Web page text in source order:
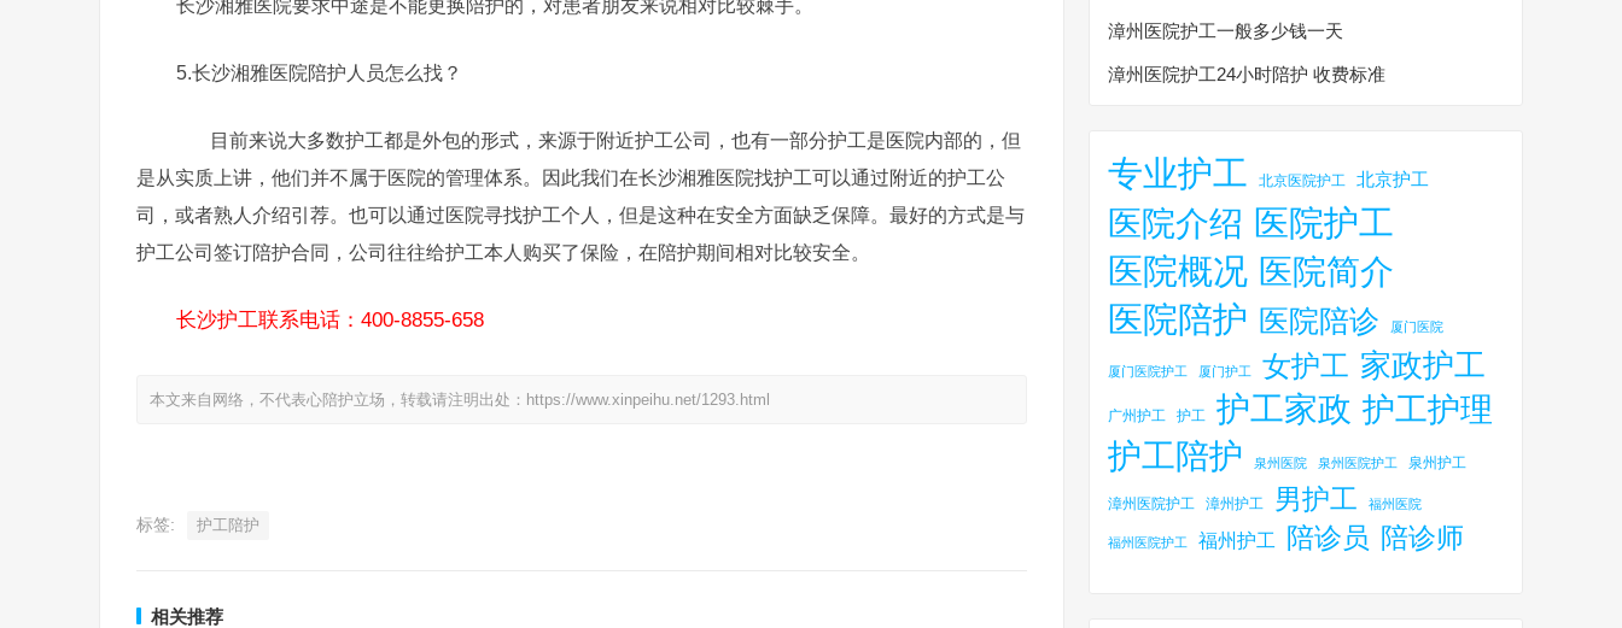
长沙湘雅医院要求中途是不能更换陪护的，对患者朋友来说相对比较棘手。
5.长沙湘雅医院陪护人员怎么找？
目前来说大多数护工都是外包的形式，来源于附近护工公司，也有一部分护工是医院内部的，但
是从实质上讲，他们并不属于医院的管理体系。因此我们在长沙湘雅医院找护工可以通过附近的护工公
司，或者熟人介绍引荐。也可以通过医院寻找护工个人，但是这种在安全方面缺乏保障。最好的方式是与
护工公司签订陪护合同，公司往往给护工本人购买了保险，在陪护期间相对比较安全。
长沙护工联系电话：400-8855-658
本文来自网络，不代表心陪护立场，转载请注明出处：https://www.xinpeihu.net/1293.html
标签: 护工陪护
相关推荐
漳州医院护工一般多少钱一天
漳州医院护工24小时陪护 收费标准
专业护工 北京医院护工 北京护工
医院介绍 医院护工
医院概况 医院简介
医院陪护 医院陪诊 厦门医院
厦门医院护工 厦门护工 女护工 家政护工
广州护工 护工 护工家政 护工护理
护工陪护
泉州医院 泉州医院护工 泉州护工
漳州医院护工 漳州护工 男护工 福州医院
福州医院护工 福州护工 陪诊员 陪诊师